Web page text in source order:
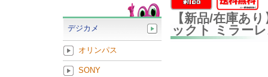
【新品/在庫あ
ックト ミラー
デジカメ
オリンパス
SONY